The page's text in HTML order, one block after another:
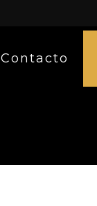
Contacto